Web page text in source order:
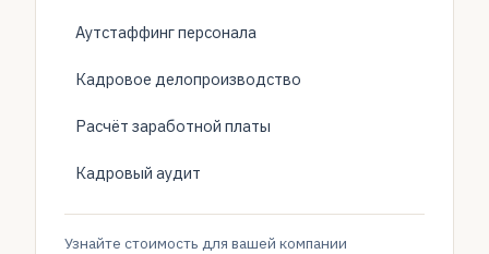
Аутстаффинг персонала
Кадровое делопроизводство
Расчёт заработной платы
Кадровый аудит
Узнайте стоимость для вашей компании